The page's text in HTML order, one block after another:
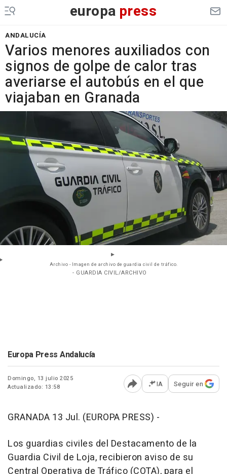
europa press
ANDALUCÍA
Varios menores auxiliados con
signos de golpe de calor tras
averiarse el autobús en el que
viajaban en Granada
Archivo - Imagen de archivo de guardia civil de tráfico.
- GUARDIA CIVIL/ARCHIVO
Europa Press Andalucía
Domingo, 13 julio 2025
Actualizado: 13:58
Abrir opciones para
IA Seguir en
GRANADA 13 Jul. (EUROPA PRESS) -
Los guardias civiles del Destacamento de la
Guardia Civil de Loja, recibieron aviso de su
Central Operativa de Tráfico (COTA), para el